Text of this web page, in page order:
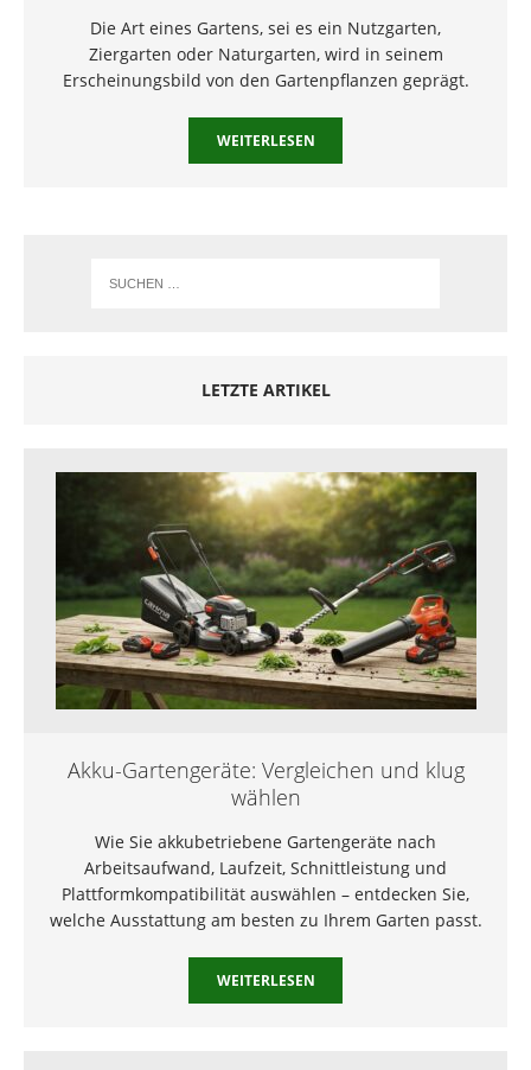
Die Art eines Gartens, sei es ein Nutzgarten,
Ziergarten oder Naturgarten, wird in seinem
Erscheinungsbild von den Gartenpflanzen geprägt.
WEITERLESEN
LETZTE ARTIKEL
Akku-Gartengeräte: Vergleichen und klug
wählen
Wie Sie akkubetriebene Gartengeräte nach
Arbeitsaufwand, Laufzeit, Schnittleistung und
Plattformkompatibilität auswählen – entdecken Sie,
welche Ausstattung am besten zu Ihrem Garten passt.
WEITERLESEN